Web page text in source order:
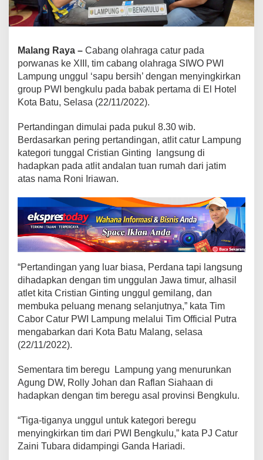
a
m
p
n
g
U
n
g
u
D
i
l
a
a
P
e
r
d
a
n
a
Malang Raya – Cabang olahraga catur pada
porwanas ke XIII, tim cabang olahraga SIWO PWI
Lampung unggul ‘sapu bersih’ dengan menyingkirkan
group PWI bengkulu pada babak pertama di El Hotel
Kota Batu, Selasa (22/11/2022).
Pertandingan dimulai pada pukul 8.30 wib.
Berdasarkan pering pertandingan, atlit catur Lampung
kategori tunggal Cristian Ginting langsung di
hadapkan pada atlit andalan tuan rumah dari jatim
atas nama Roni Iriawan.
“Pertandingan yang luar biasa, Perdana tapi langsung
dihadapkan dengan tim unggulan Jawa timur, alhasil
atlet kita Cristian Ginting unggul gemilang, dan
membuka peluang menang selanjutnya,” kata Tim
Cabor Catur PWI Lampung melalui Tim Official Putra
mengabarkan dari Kota Batu Malang, selasa
(22/11/2022).
Sementara tim beregu Lampung yang menurunkan
Agung DW, Rolly Johan dan Raflan Siahaan di
hadapkan dengan tim beregu asal provinsi Bengkulu.
“Tiga-tiganya unggul untuk kategori beregu
menyingkirkan tim dari PWI Bengkulu,” kata PJ Catur
Zaini Tubara didampingi Ganda Hariadi.